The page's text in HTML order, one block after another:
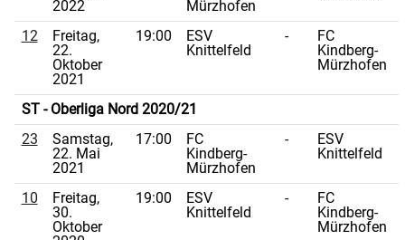
2022
Mürzhofen
12
Freitag,
22.
Oktober
2021
19:00
ESV
Knittelfeld
-
FC
Kindberg-
Mürzhofen
ST - Oberliga Nord 2020/21
23
Samstag,
22. Mai
2021
17:00
FC
Kindberg-
Mürzhofen
-
ESV
Knittelfeld
10
Freitag,
30.
Oktober
19:00
ESV
Knittelfeld
-
FC
Kindberg-
Mürzhofen